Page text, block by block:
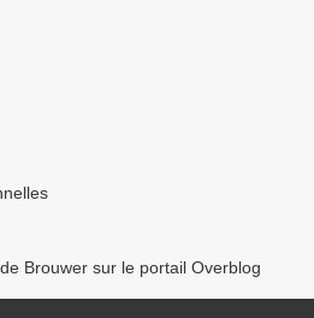
Brouwer sur le portail Overblog